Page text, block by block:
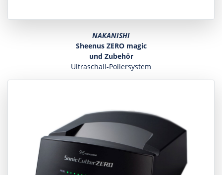
NAKANISHI
Sheenus ZERO magic
und Zubehör
Ultraschall-Poliersystem